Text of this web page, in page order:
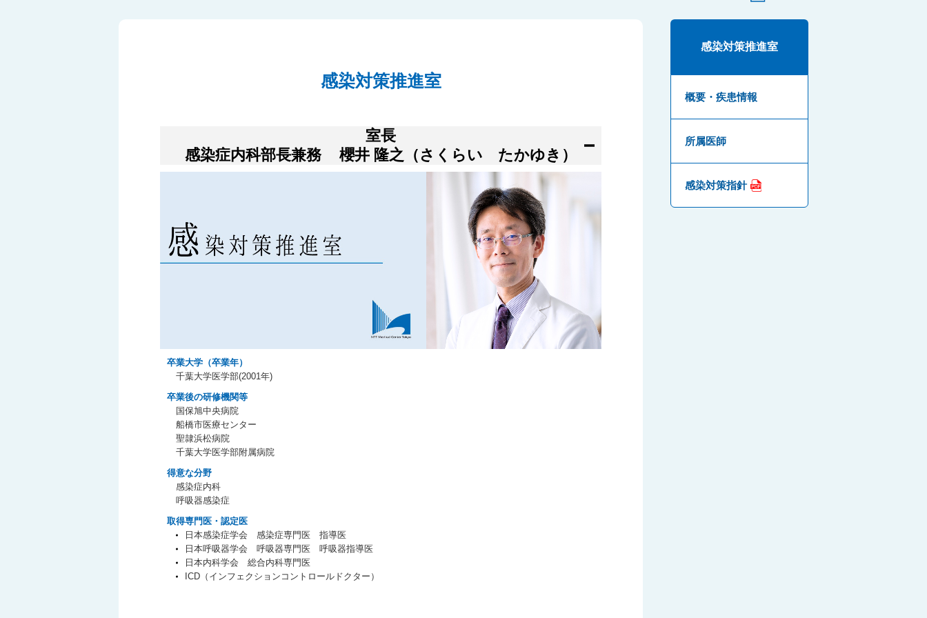
感染対策推進室
概要・疾患情報
所属医師
感染対策指針
感染対策推進室
室長
感染症内科部長兼務
櫻井 隆之（さくらい たかゆき）
卒業大学（卒業年）
千葉大学医学部(2001年)
卒業後の研修機関等
国保旭中央病院
船橋市医療センター
聖隷浜松病院
千葉大学医学部附属病院
得意な分野
感染症内科
呼吸器感染症
取得専門医・認定医
日本感染症学会 感染症専門医 指導医
日本呼吸器学会 呼吸器専門医 呼吸器指導医
日本内科学会 総合内科専門医
ICD（インフェクションコントロールドクター）